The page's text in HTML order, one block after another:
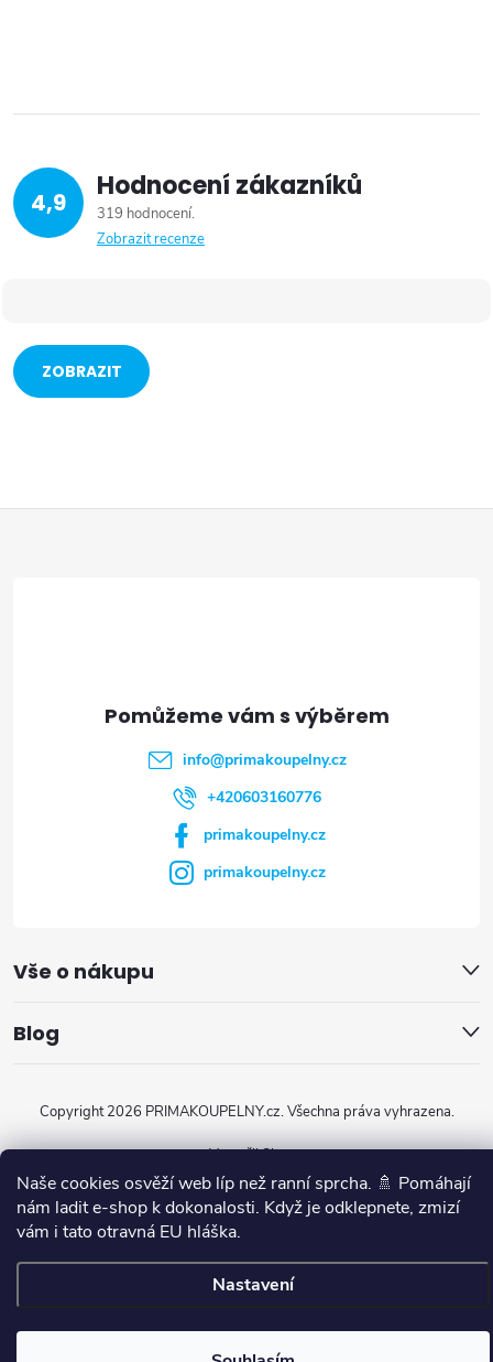
Naše cookies osvěží web líp než ranní sprcha. 🚿 Pomáhají
nám ladit e-shop k dokonalosti. Když je odklepnete, zmizí
vám i tato otravná EU hláška.
Nastavení
4,9 Hodnocení zákazníků
319 hodnocení
Zobrazit recenze
ZOBRAZIT
info@primakoupelny.cz
+420603160776
primakoupelny.cz
primakoupelny.cz
Vše o nákupu
Blog
Vytvořil Shoptet
Copyright 2026 PRIMAKOUPELNY.cz. Všechna práva vyhrazena.